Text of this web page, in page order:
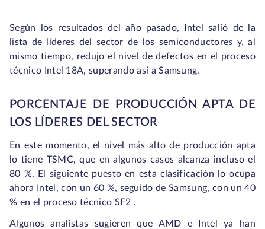
Según los resultados del año pasado, Intel salió de la
lista de líderes del sector de los semiconductores y, al
mismo tiempo, redujo el nivel de defectos en el proceso
técnico Intel 18A, superando así a Samsung.
PORCENTAJE DE PRODUCCIÓN APTA DE
LOS LÍDERES DEL SECTOR
En este momento, el nivel más alto de producción apta
lo tiene TSMC, que en algunos casos alcanza incluso el
80 %. El siguiente puesto en esta clasificación lo ocupa
ahora Intel, con un 60 %, seguido de Samsung, con un 40
% en el proceso técnico SF2 .
Algunos analistas sugieren que AMD e Intel ya han